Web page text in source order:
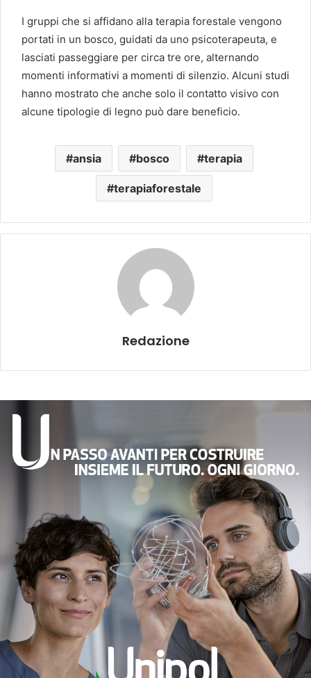
I gruppi che si affidano alla terapia forestale vengono
portati in un bosco, guidati da uno psicoterapeuta, e
lasciati passeggiare per circa tre ore, alternando
momenti informativi a momenti di silenzio. Alcuni studi
hanno mostrato che anche solo il contatto visivo con
alcune tipologie di legno può dare beneficio.
ansia bosco terapia
terapiaforestale
Redazione